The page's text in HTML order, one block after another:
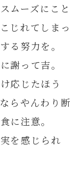
ムーズにこと
じれてしまっ
る努力を。
謝って吉。
応じたほう
らやんわり断
に注意。
を感じられ